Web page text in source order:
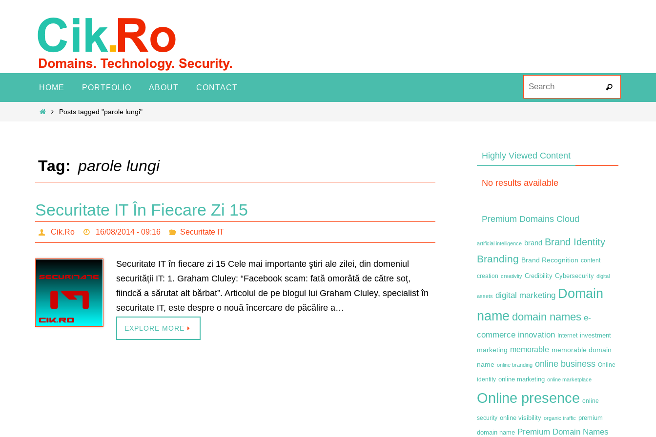
content
HOME PORTFOLIO ABOUT CONTACT Search
HomePosts tagged "parole lungi"
Tag: parole lungi
Securitate IT În Fiecare Zi 15
Cik.Ro 16/08/2014 - 09:16 Securitate IT
Securitate IT în fiecare zi 15 Cele mai importante ştiri ale zilei, din domeniul
securităţii IT: 1. Graham Cluley: “Facebook scam: fată omorâtă de către soţ,
fiindcă a sărutat alt bărbat”. Articolul de pe blogul lui Graham Cluley, specialist în
securitate IT, este despre o nouă încercare de păcălire a…
EXPLORE MORE
Highly Viewed Content
No results available
Premium Domains Cloud
artificial intelligence brand Brand Identity
Branding Brand Recognition content
creation creativity Credibility Cybersecurity digital
assets digital marketing Domain
name domain names e-
commerce innovation Internet investment
marketing memorable memorable domain
name online branding online business Online
identity online marketing online marketplace
Online presence online
security online visibility organic traffic premium
domain name Premium Domain Names